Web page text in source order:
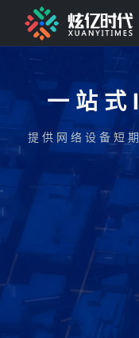
一站
提供网络设备短